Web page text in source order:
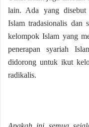
lain. Ada yang disebut
Islam tradasionalis dan
kelompok Islam yang
penerapan syariah
didorong untuk ikut
radikalis.